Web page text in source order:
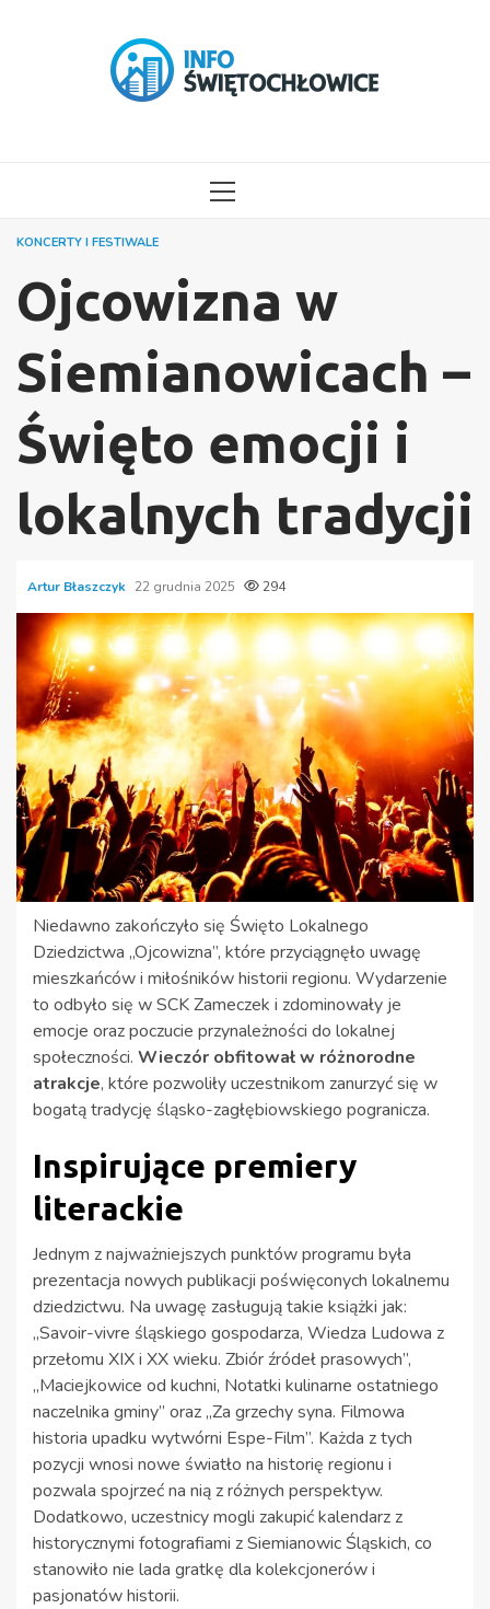
MENU
KONCERTY I FESTIWALE
Ojcowizna w
Siemianowicach –
Święto emocji i
lokalnych tradycji
Artur Błaszczyk 22 grudnia 2025 294
Niedawno zakończyło się Święto Lokalnego
Dziedzictwa „Ojcowizna”, które przyciągnęło uwagę
mieszkańców i miłośników historii regionu. Wydarzenie
to odbyło się w SCK Zameczek i zdominowały je
emocje oraz poczucie przynależności do lokalnej
społeczności. Wieczór obfitował w różnorodne
atrakcje, które pozwoliły uczestnikom zanurzyć się w
bogatą tradycję śląsko-zagłębiowskiego pogranicza.
Inspirujące premiery
literackie
Jednym z najważniejszych punktów programu była
prezentacja nowych publikacji poświęconych lokalnemu
dziedzictwu. Na uwagę zasługują takie książki jak:
„Savoir-vivre śląskiego gospodarza, Wiedza Ludowa z
przełomu XIX i XX wieku. Zbiór źródeł prasowych”,
„Maciejkowice od kuchni, Notatki kulinarne ostatniego
naczelnika gminy” oraz „Za grzechy syna. Filmowa
historia upadku wytwórni Espe-Film”. Każda z tych
pozycji wnosi nowe światło na historię regionu i
pozwala spojrzeć na nią z różnych perspektyw.
Dodatkowo, uczestnicy mogli zakupić kalendarz z
historycznymi fotografiami z Siemianowic Śląskich, co
stanowiło nie lada gratkę dla kolekcjonerów i
pasjonatów historii.